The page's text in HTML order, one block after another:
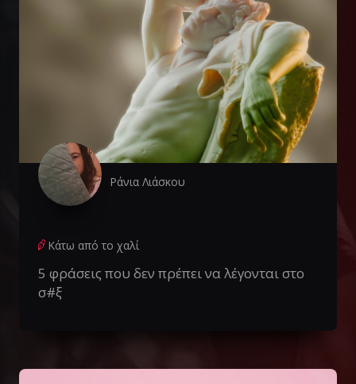
Ράνια Λιάσκου
Κάτω από το χαλί
5 φράσεις που δεν πρέπει να λέγονται στο
σ#ξ